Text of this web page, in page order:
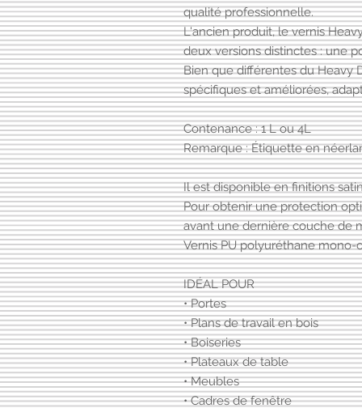
qualité professionnelle.
L'ancien produit, le vernis
deux versions distinctes : une
Bien que différentes du Heavy
spécifiques et améliorées,
Contenance : 1 L ou 4L
Remarque : Étiquette en
Il est disponible en finitions
Pour obtenir une protection
avant une dernière couche de
Vernis PU polyuréthane
IDÉAL POUR
• Portes
• Plans de travail en bois
• Boiseries
• Plateaux de table
• Meubles
• Cadres de fenêtre